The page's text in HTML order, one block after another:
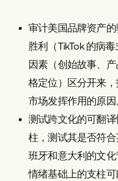
审计美国品牌资产的
胜利（TikTok 的病
因素（创始故事、
格定位）区分开来
市场发挥作用的原因
测试跨文化的可翻译
柱，测试其是否符
班牙和意大利的文
情绪基础上的支柱